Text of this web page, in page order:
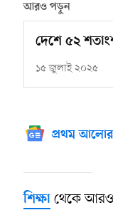
আরও পড়ুন
দেশে ৫২
১৫ জুলাই ২০২৫
প্রথম
শিক্ষা থেকে